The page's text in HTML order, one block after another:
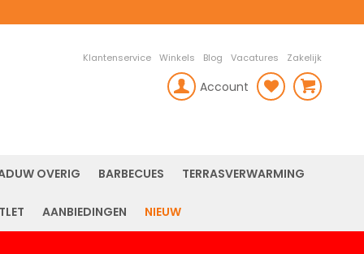
Klantenservice Winkels Blog Vacatures Zakelijk
Account
OVERIG BARBECUES TERRASVERWARMING
AANBIEDINGEN NIEUW